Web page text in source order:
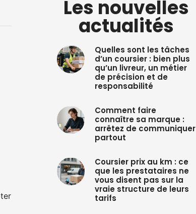
Les nouvelles
actualités
Quelles sont les tâches
d’un coursier : bien plus
qu’un livreur, un métier
de précision et de
responsabilité
Comment faire
connaître sa marque :
arrêtez de communiquer
partout
Coursier prix au km : ce
que les prestataires ne
vous disent pas sur la
vraie structure de leurs
tarifs